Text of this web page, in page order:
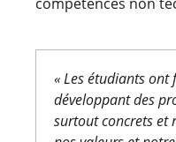
«Les étudiants ont
développant des
surtout concrets et